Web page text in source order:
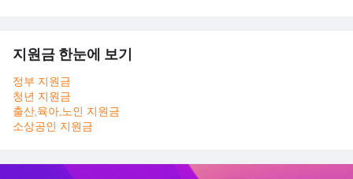
지원금 한눈에 보기
정부 지원금
청년 지원금
출산,육아,노인 지원금
소상공인 지원금